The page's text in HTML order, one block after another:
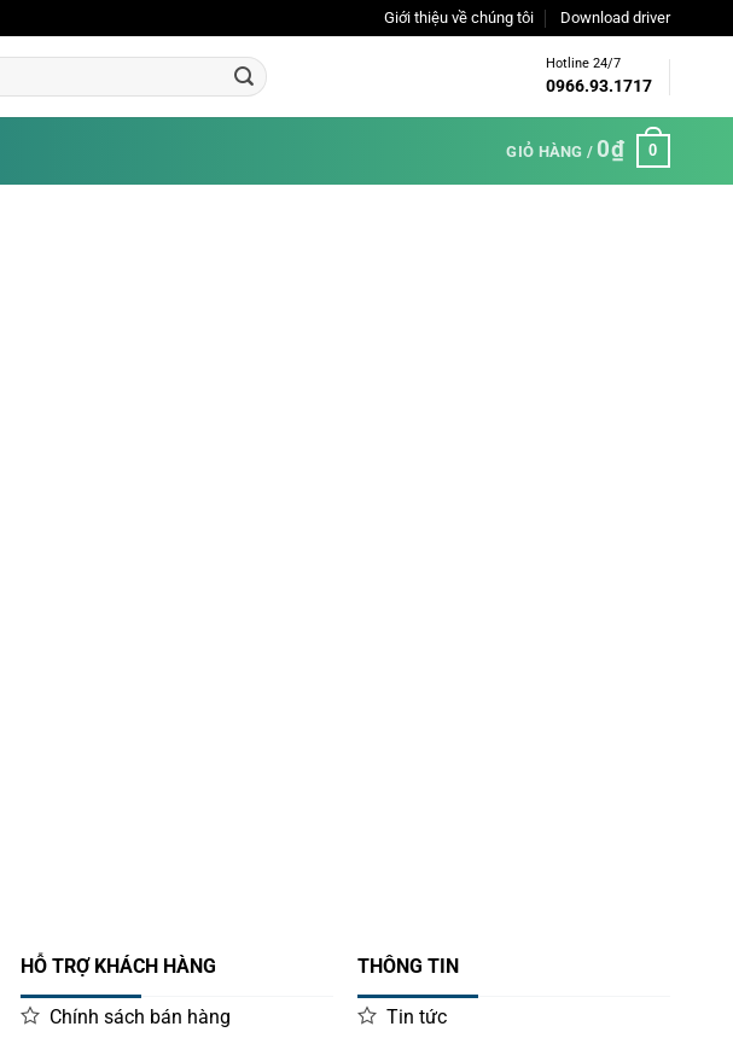
Giới thiệu về chúng tôi Download driver
Hotline 24/7
0966.93.1717
GIỎ HÀNG / 0₫ 0
HỖ TRỢ KHÁCH HÀNG
Chính sách bán hàng
THÔNG TIN
Tin tức